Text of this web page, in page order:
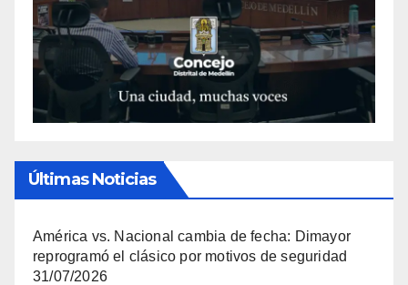
Últimas Noticias
América vs. Nacional cambia de fecha: Dimayor
reprogramó el clásico por motivos de seguridad
31/07/2026